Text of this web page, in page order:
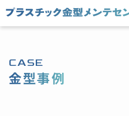
CASE
金型事例